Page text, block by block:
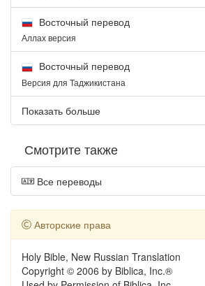
Восточный перевод
Аллах версия
Восточный перевод
Версия для Таджикистана
Показать больше
Смотрите также
Все переводы
Авторские права
Holy Bible, New Russian Translation
Copyright © 2006 by Biblica, Inc.®